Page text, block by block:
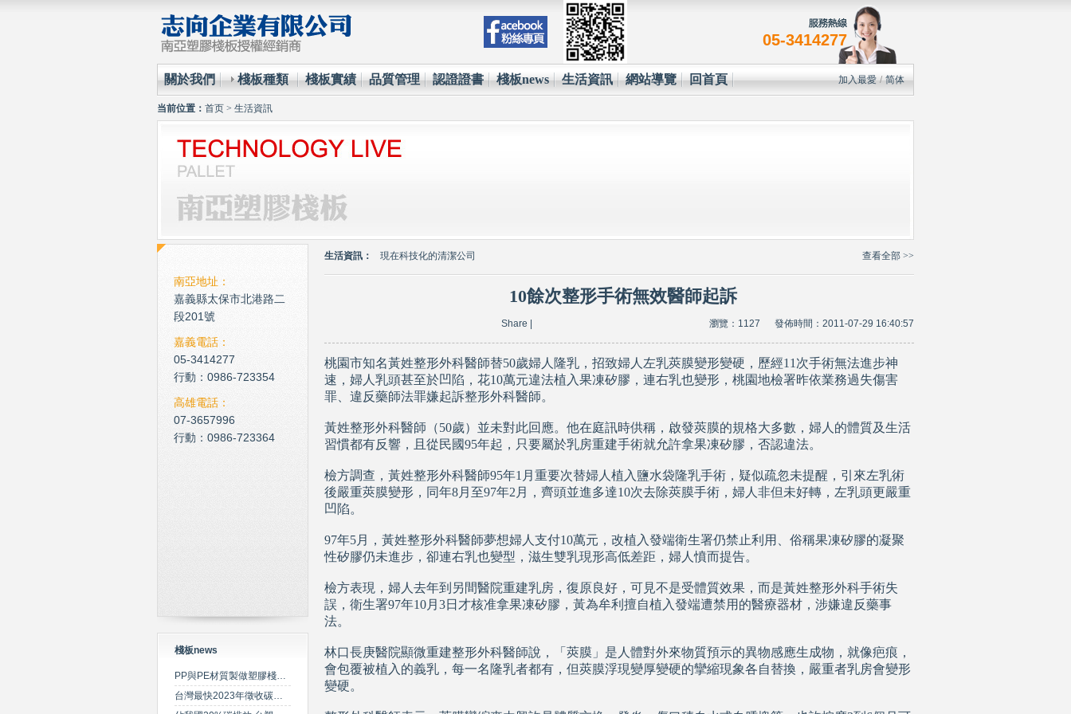
05-3414277
加入最愛/简体
關於我們 棧板種類 棧板實績 品質管理 認證證書 棧板news 生活資訊 網站導覽 回首頁
当前位置： 首页 > 生活資訊
南亞地址：
嘉義縣太保市北港路二
段201號
嘉義電話：
05-3414277
行動：0986-723354
高雄電話：
07-3657996
行動：0986-723364
棧板news
PP與PE材質製做塑膠棧板之特性比較
台灣最快2023年徵收碳費 擬定期調升費率
查看全部 >>
生活資訊： 現在科技化的清潔公司
環保材質的使用已經成為全世界各大國際企業的顯學
現在科技化的清潔公司
雲南臘肉的醃製介紹
心肌梗塞拍打手肘傳言是假的
10餘次整形手術無效醫師起訴
瀏覽：1127 發佈時間：2011-07-29 16:40:57
Share
桃園市知名黃姓整形外科醫師替50歲婦人 隆乳 ，招致婦人左乳莢膜變形變硬，歷經11次手術無法進步神
速，婦人乳頭甚至於凹陷，花10萬元違法植入果凍矽膠，連右乳也變形，桃園地檢署昨依業務過失傷害
罪、違反藥師法罪嫌起訴整形外科醫師。
黃姓整形外科醫師（50歲）並未對此回應。他在庭訊時供稱，啟發莢膜的規格大多數，婦人的體質及生活
習慣都有反響，且從民國95年起，只要屬於乳房重建手術就允許拿果凍矽膠，否認違法。
檢方調查，黃姓整形外科醫師95年1月重要次替婦人植入鹽水袋隆乳手術，疑似疏忽未提醒，引來左乳術
後嚴重莢膜變形，同年8月至97年2月，齊頭並進多達10次去除莢膜手術，婦人非但未好轉，左乳頭更嚴重
凹陷。
97年5月，黃姓整形外科醫師夢想婦人支付10萬元，改植入發端衛生署仍禁止利用、俗稱果凍矽膠的凝聚
性矽膠仍未進步，卻連右乳也變型，滋生雙乳現形高低差距，婦人憤而提告。
檢方表現，婦人去年到另間醫院重建乳房，復原良好，可見不是受體質效果，而是黃姓整形外科手術失
誤，衛生署97年10月3日才核准拿果凍矽膠 ，黃為牟利擅自植入發端遭禁用的醫療器材，涉嫌違反藥事
法。
林口長庚醫院顯微重建整形外科醫師說，「莢膜」是人體對外來物質預示的異物感應生成物，就像疤痕，
會包覆被植入的義乳，每一名 隆乳者都有，但莢膜浮現變厚變硬的攣縮現象各自替換，嚴重者乳房會變形
變硬。